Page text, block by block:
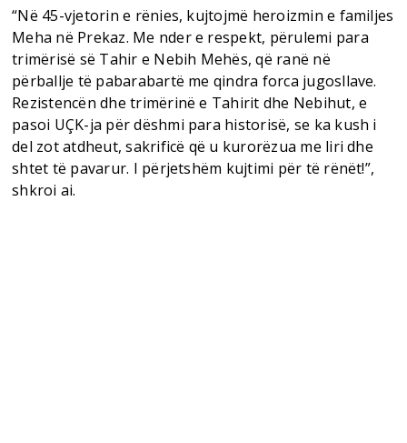
“Në 45-vjetorin e rënies, kujtojmë heroizmin e familjes
Meha në Prekaz. Me nder e respekt, përulemi para
trimërisë së Tahir e Nebih Mehës, që ranë në
përballje të pabarabartë me qindra forca jugosllave.
Rezistencën dhe trimërinë e Tahirit dhe Nebihut, e
pasoi UÇK-ja për dëshmi para historisë, se ka kush i
del zot atdheut, sakrificë që u kurorëzua me liri dhe
shtet të pavarur. I përjetshëm kujtimi për të rënët!”,
shkroi ai.